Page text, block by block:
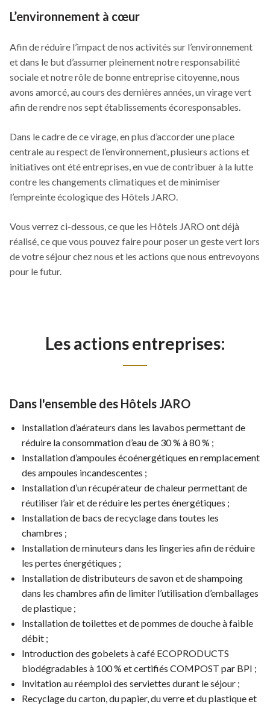
L’environnement à cœur
Afin de réduire l’impact de nos activités sur l’environnement
et dans le but d’assumer pleinement notre responsabilité
sociale et notre rôle de bonne entreprise citoyenne, nous
avons amorcé, au cours des dernières années, un virage vert
afin de rendre nos sept établissements écoresponsables.
Dans le cadre de ce virage, en plus d’accorder une place
centrale au respect de l’environnement, plusieurs actions et
initiatives ont été entreprises, en vue de contribuer à la lutte
contre les changements climatiques et de minimiser
l’empreinte écologique des Hôtels JARO.
Vous verrez ci-dessous, ce que les Hôtels JARO ont déjà
réalisé, ce que vous pouvez faire pour poser un geste vert lors
de votre séjour chez nous et les actions que nous entrevoyons
pour le futur.
Les actions entreprises:
Dans l'ensemble des Hôtels JARO
Installation d’aérateurs dans les lavabos permettant de
réduire la consommation d’eau de 30 % à 80 % ;
Installation d’ampoules écoénergétiques en remplacement
des ampoules incandescentes ;
Installation d’un récupérateur de chaleur permettant de
réutiliser l’air et de réduire les pertes énergétiques ;
Installation de bacs de recyclage dans toutes les
chambres ;
Installation de minuteurs dans les lingeries afin de réduire
les pertes énergétiques ;
Installation de distributeurs de savon et de shampoing
dans les chambres afin de limiter l’utilisation d’emballages
de plastique ;
Installation de toilettes et de pommes de douche à faible
débit ;
Introduction des gobelets à café ECOPRODUCTS
biodégradables à 100 % et certifiés COMPOST par BPI ;
Invitation au réemploi des serviettes durant le séjour ;
Recyclage du carton, du papier, du verre et du plastique et